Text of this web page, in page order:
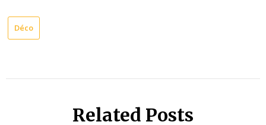
Déco
Related Posts